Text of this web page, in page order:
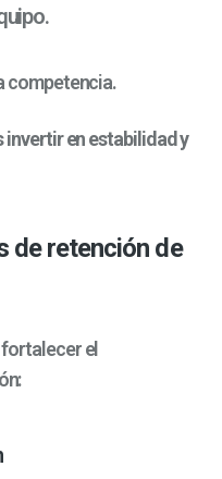
competencia.
invertir en estabilidad y
de retención de
fortalecer el